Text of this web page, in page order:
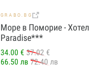
GRABO.BG
Море в Поморие - Хотел
Paradise***
34.00 € 37.02 €
66.50 лв 72.40 лв